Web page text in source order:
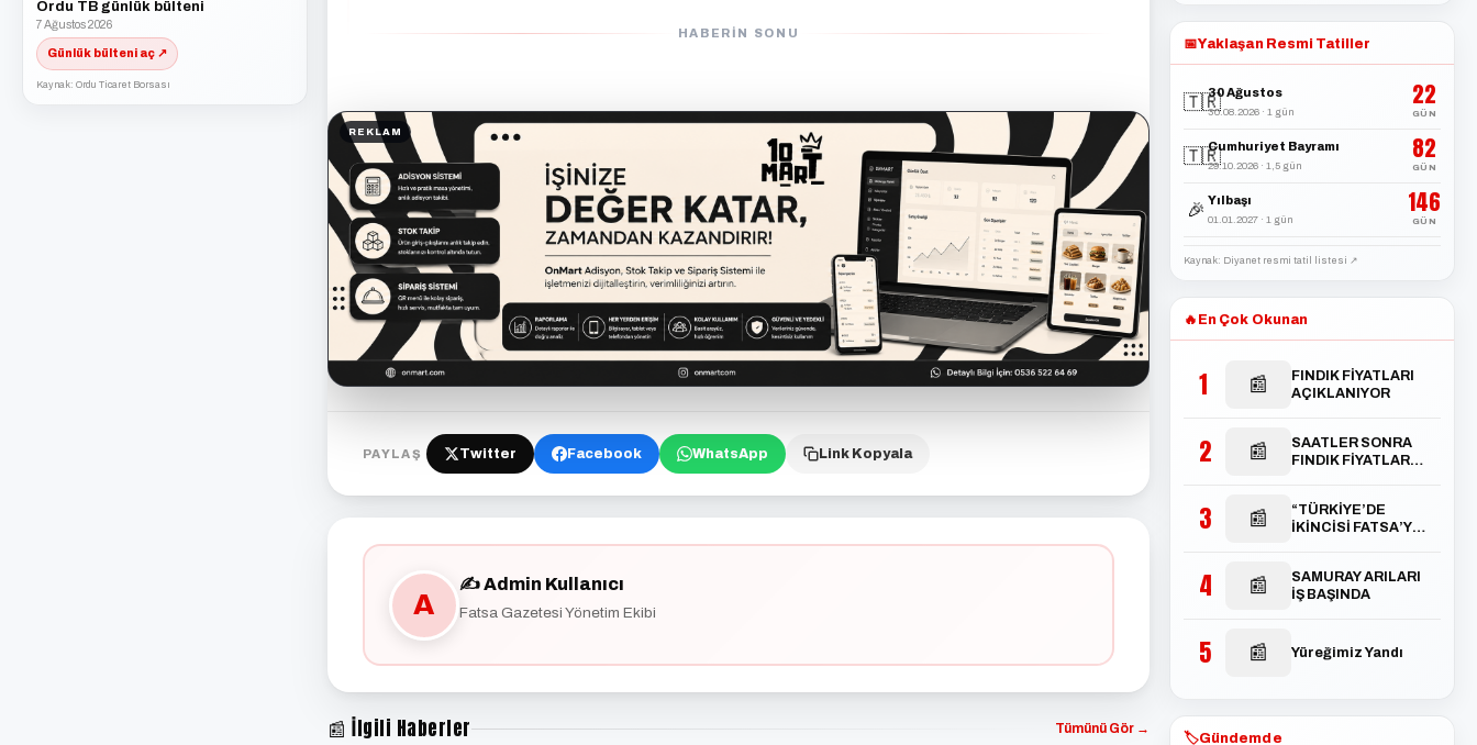
Ordu TB günlük bülteni
7 Ağustos 2026
Günlük bülteni aç ↗
Kaynak: Ordu Ticaret Borsası
HABERIN SONU
REKLAM
PAYLAŞ Twitter Facebook WhatsApp Link Kopyala
A
✍️ Admin Kullanıcı
Fatsa Gazetesi Yönetim Ekibi
📰 İlgili Haberler Tümünü Gör →
📅Yaklaşan Resmi Tatiller
🇹🇷30 Ağustos
30.08.2026 · 1 gün
22
GÜN
🇹🇷Cumhuriyet Bayramı
29.10.2026 · 1,5 gün
82
GÜN
🎉 Yılbaşı
01.01.2027 · 1 gün
146
GÜN
Kaynak: Diyanet resmi tatil listesi ↗
🔥 En Çok Okunan
1 📰
FINDIK FİYATLARI
AÇIKLANIYOR
2 📰
SAATLER SONRA
FINDIK FİYATLARI
3 📰
“TÜRKİYE’DE
İKİNCİSİ FATSA’YA
4 📰
SAMURAY ARILARI
İŞ BAŞINDA
5 📰 Yüreğimiz Yandı
🏷️Gündemde